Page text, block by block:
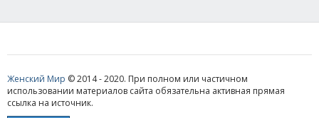
Женский Мир © 2014 - 2020. При полном или частичном
использовании материалов сайта обязательна активная прямая
ссылка на источник.